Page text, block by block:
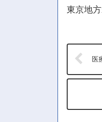
東京地
医